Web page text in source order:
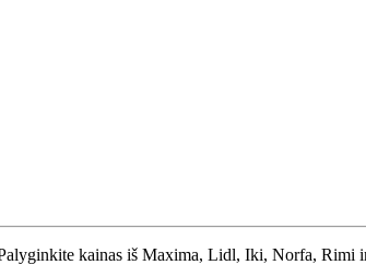
kainas iš Maxima, Lidl, Iki, Norfa,